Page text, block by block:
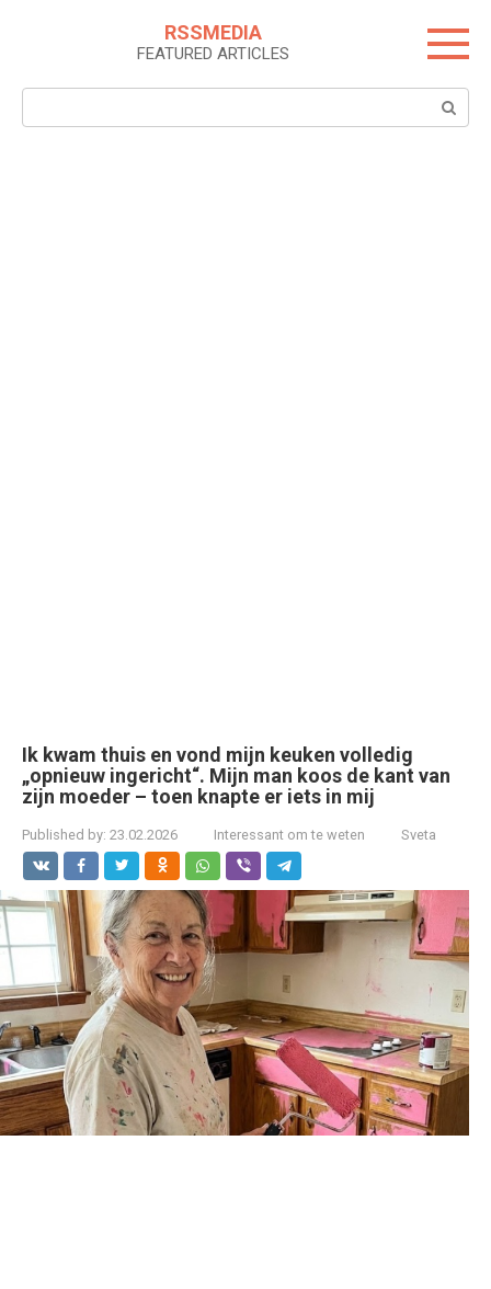
RSSMEDIA
FEATURED ARTICLES
Search:
Ik kwam thuis en vond mijn keuken volledig
„opnieuw ingericht“. Mijn man koos de kant van
zijn moeder – toen knapte er iets in mij
Published by: 23.02.2026 Interessant om te weten Sveta